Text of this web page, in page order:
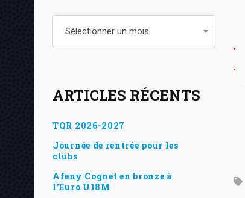
Sélectionner un mois
ARTICLES RÉCENTS
TQR 2026-2027
Journée de rentrée pour les
clubs
Afeny Cognet en bronze à
l’Euro U18M